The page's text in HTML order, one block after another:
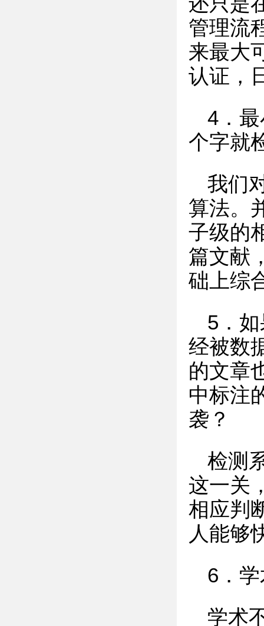
管理流
来最大
认证，
4．
个字就
我们
算法。
子级的
篇文献
础上综
5．
经被数
的文章
中标注
袭？
检测
这一关
相应判
人能够
6．
学术